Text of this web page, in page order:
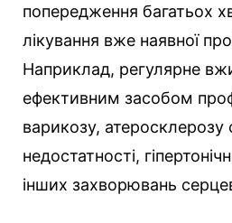
попередження багатьох
лікування вже наявної
Наприклад, регулярне
ефективним засобом
варикозу, атеросклерозу
недостатності,
інших захворювань